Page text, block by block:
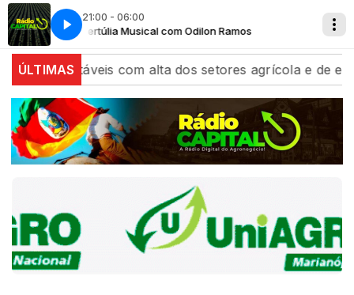
21:00 - 06:00
Tertúlia Musical com Odilon Ramos
ÚLTIMAS
estáveis com alta dos setores agrícola e de energia